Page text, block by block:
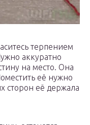
терпением
аккуратно
на место. Она
её нужно
сторон её держала